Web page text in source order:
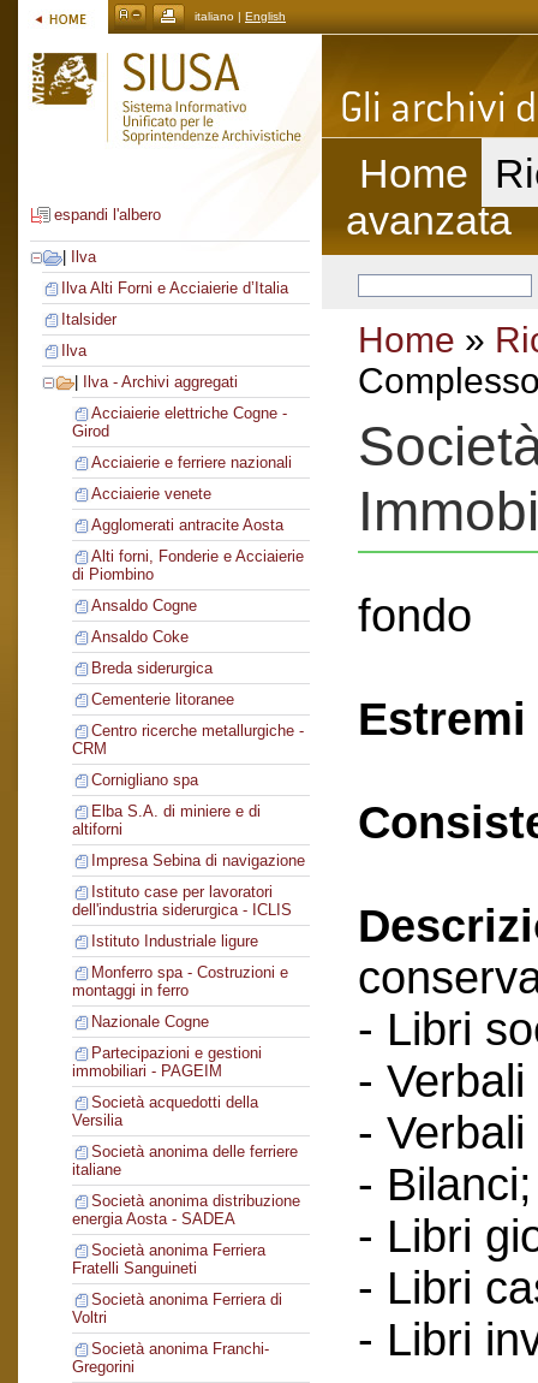
italiano | English
espandi l'albero
Ilva
Ilva Alti Forni e Acciaierie d’Italia
Italsider
Ilva
Ilva - Archivi aggregati
Acciaierie elettriche Cogne -
Girod
Acciaierie e ferriere nazionali
Acciaierie venete
Agglomerati antracite Aosta
Alti forni, Fonderie e Acciaierie
di Piombino
Ansaldo Cogne
Ansaldo Coke
Breda siderurgica
Cementerie litoranee
Centro ricerche metallurgiche -
CRM
Cornigliano spa
Elba S.A. di miniere e di
altiforni
Impresa Sebina di navigazione
Istituto case per lavoratori
dell'industria siderurgica - ICLIS
Istituto Industriale ligure
Monferro spa - Costruzioni e
montaggi in ferro
Nazionale Cogne
Partecipazioni e gestioni
immobiliari - PAGEIM
Società acquedotti della
Versilia
Società anonima delle ferriere
italiane
Società anonima distribuzione
energia Aosta - SADEA
Società anonima Ferriera
Fratelli Sanguineti
Società anonima Ferriera di
Voltri
Società anonima Franchi-
Gregorini
Home
avanzata
Home »
fondo
- Libri
-
-
- Bilanci;
- Libri
- Libri
- Libri